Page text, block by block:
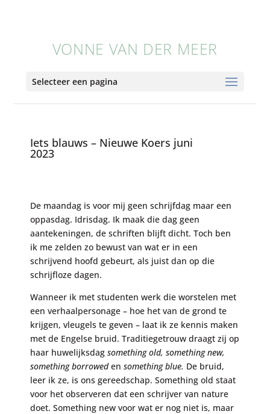
VONNE VAN DER MEER
Selecteer een pagina
Iets blauws – Nieuwe Koers juni
2023
De maandag is voor mij geen schrijfdag maar een
oppasdag. Idrisdag. Ik maak die dag geen
aantekeningen, de schriften blijft dicht. Toch ben
ik me zelden zo bewust van wat er in een
schrijvend hoofd gebeurt, als juist dan op die
schrijfloze dagen.
Wanneer ik met studenten werk die worstelen met
een verhaalpersonage – hoe het van de grond te
krijgen, vleugels te geven – laat ik ze kennis maken
met de Engelse bruid. Traditiegetrouw draagt zij op
haar huwelijksdagsomething old, something new,
something borrowedensomething blue. De bruid,
leer ik ze, is ons gereedschap. Something old staat
voor het observeren dat een schrijver van nature
doet. Something new voor wat er nog niet is, maar